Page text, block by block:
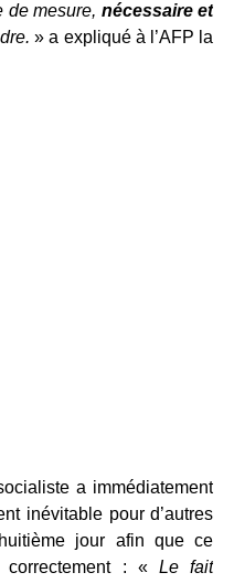
de mesure, nécessaire et
» a expliqué à l’AFP la
a immédiatement
inévitable pour d’autres
jour afin que ce
correctement : «Le fait